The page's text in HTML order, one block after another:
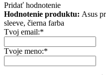
Pridať hodnotenie
Hodnotenie produktu: Asus
sleeve, čierna farba
Tvoj email:*
Tvoje meno:*